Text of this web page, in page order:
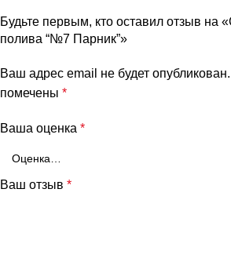
Будьте первым, кто оставил отзыв на
полива “№7 Парник”»
Ваш адрес email не будет опубликован.
помечены *
Ваша оценка *
Ваш отзыв *